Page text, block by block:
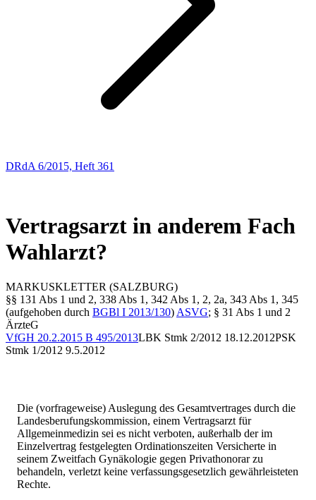
DRdA 6/2015, Heft 361
Vertragsarzt in anderem Fach
Wahlarzt?
MARKUSKLETTER (SALZBURG)
§§ 131 Abs 1 und 2, 338 Abs 1, 342 Abs 1, 2, 2a, 343 Abs 1, 345
(aufgehoben durch BGBl I 2013/130) ASVG; § 31 Abs 1 und 2
ÄrzteG
VfGH 20.2.2015 B 495/2013LBK Stmk 2/2012 18.12.2012PSK
Stmk 1/2012 9.5.2012
Die (vorfrageweise) Auslegung des Gesamtvertrages durch die
Landesberufungskommission, einem Vertragsarzt für
Allgemeinmedizin sei es nicht verboten, außerhalb der im
Einzelvertrag festgelegten Ordinationszeiten Versicherte in
seinem Zweitfach Gynäkologie gegen Privathonorar zu
behandeln, verletzt keine verfassungsgesetzlich gewährleisteten
Rechte.